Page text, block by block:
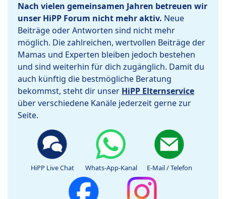
Nach vielen gemeinsamen Jahren betreuen wir
unser HiPP Forum nicht mehr aktiv. Neue
Beiträge oder Antworten sind nicht mehr
möglich. Die zahlreichen, wertvollen Beiträge der
Mamas und Experten bleiben jedoch bestehen
und sind weiterhin für dich zugänglich. Damit du
auch künftig die bestmögliche Beratung
bekommst, steht dir unser HiPP Elternservice
über verschiedene Kanäle jederzeit gerne zur
Seite.
HiPP Live Chat Whats-App-Kanal E-Mail / Telefon